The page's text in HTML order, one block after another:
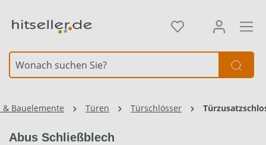
& Bauelemente Türen Türschlösser
Abus Schließblech